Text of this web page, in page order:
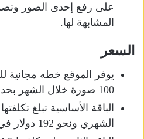
على رفع إحدى الصور
المشابهة لها.
السعر
يوفر الموقع خطه مجانية
100 صورة خلال الشهر بحد أقصى.
الشهري ونحو 192 دولار في الاشتراك السنوي.